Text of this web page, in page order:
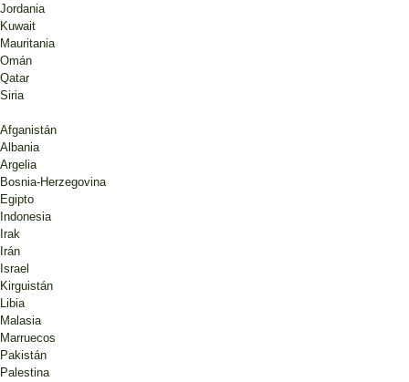
Jordania
Kuwait
Mauritania
Omán
Qatar
Siria
Afganistán
Albania
Argelia
Bosnia-Herzegovina
Egipto
Indonesia
Irak
Irán
Israel
Kirguistán
Libia
Malasia
Marruecos
Pakistán
Palestina